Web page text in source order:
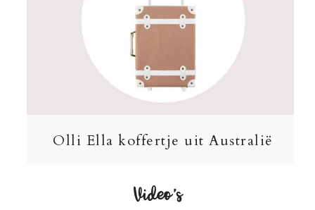
Olli Ella koffertje uit Australië
Video’s